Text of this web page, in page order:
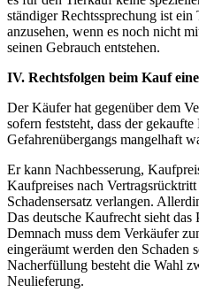
ständiger Rechtssprechung ist
anzusehen, wenn es noch nicht
seinen Gebrauch entstehen.
IV. Rechtsfolgen beim Kauf
Der Käufer hat gegenüber dem
sofern feststeht, dass der
Gefahrenübergangs mangelhaft
Er kann Nachbesserung,
Kaufpreises nach
Schadensersatz verlangen.
Das deutsche Kaufrecht sieht
Demnach muss dem Verkäufer
eingeräumt werden den Schaden
Nacherfüllung besteht die Wahl
Neulieferung.